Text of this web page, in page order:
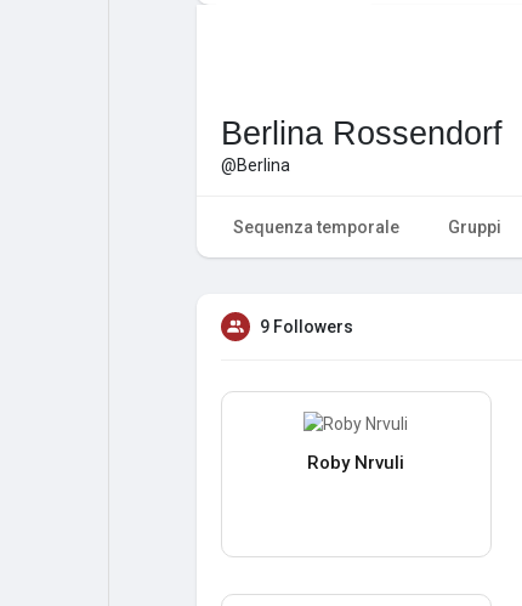
Berlina Rossendorf
@Berlina
Sequenza temporale Gruppi
9 Followers
Roby Nrvuli